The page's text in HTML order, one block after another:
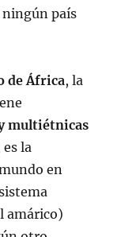
país
de África, la
multiétnicas
la
en
amárico)